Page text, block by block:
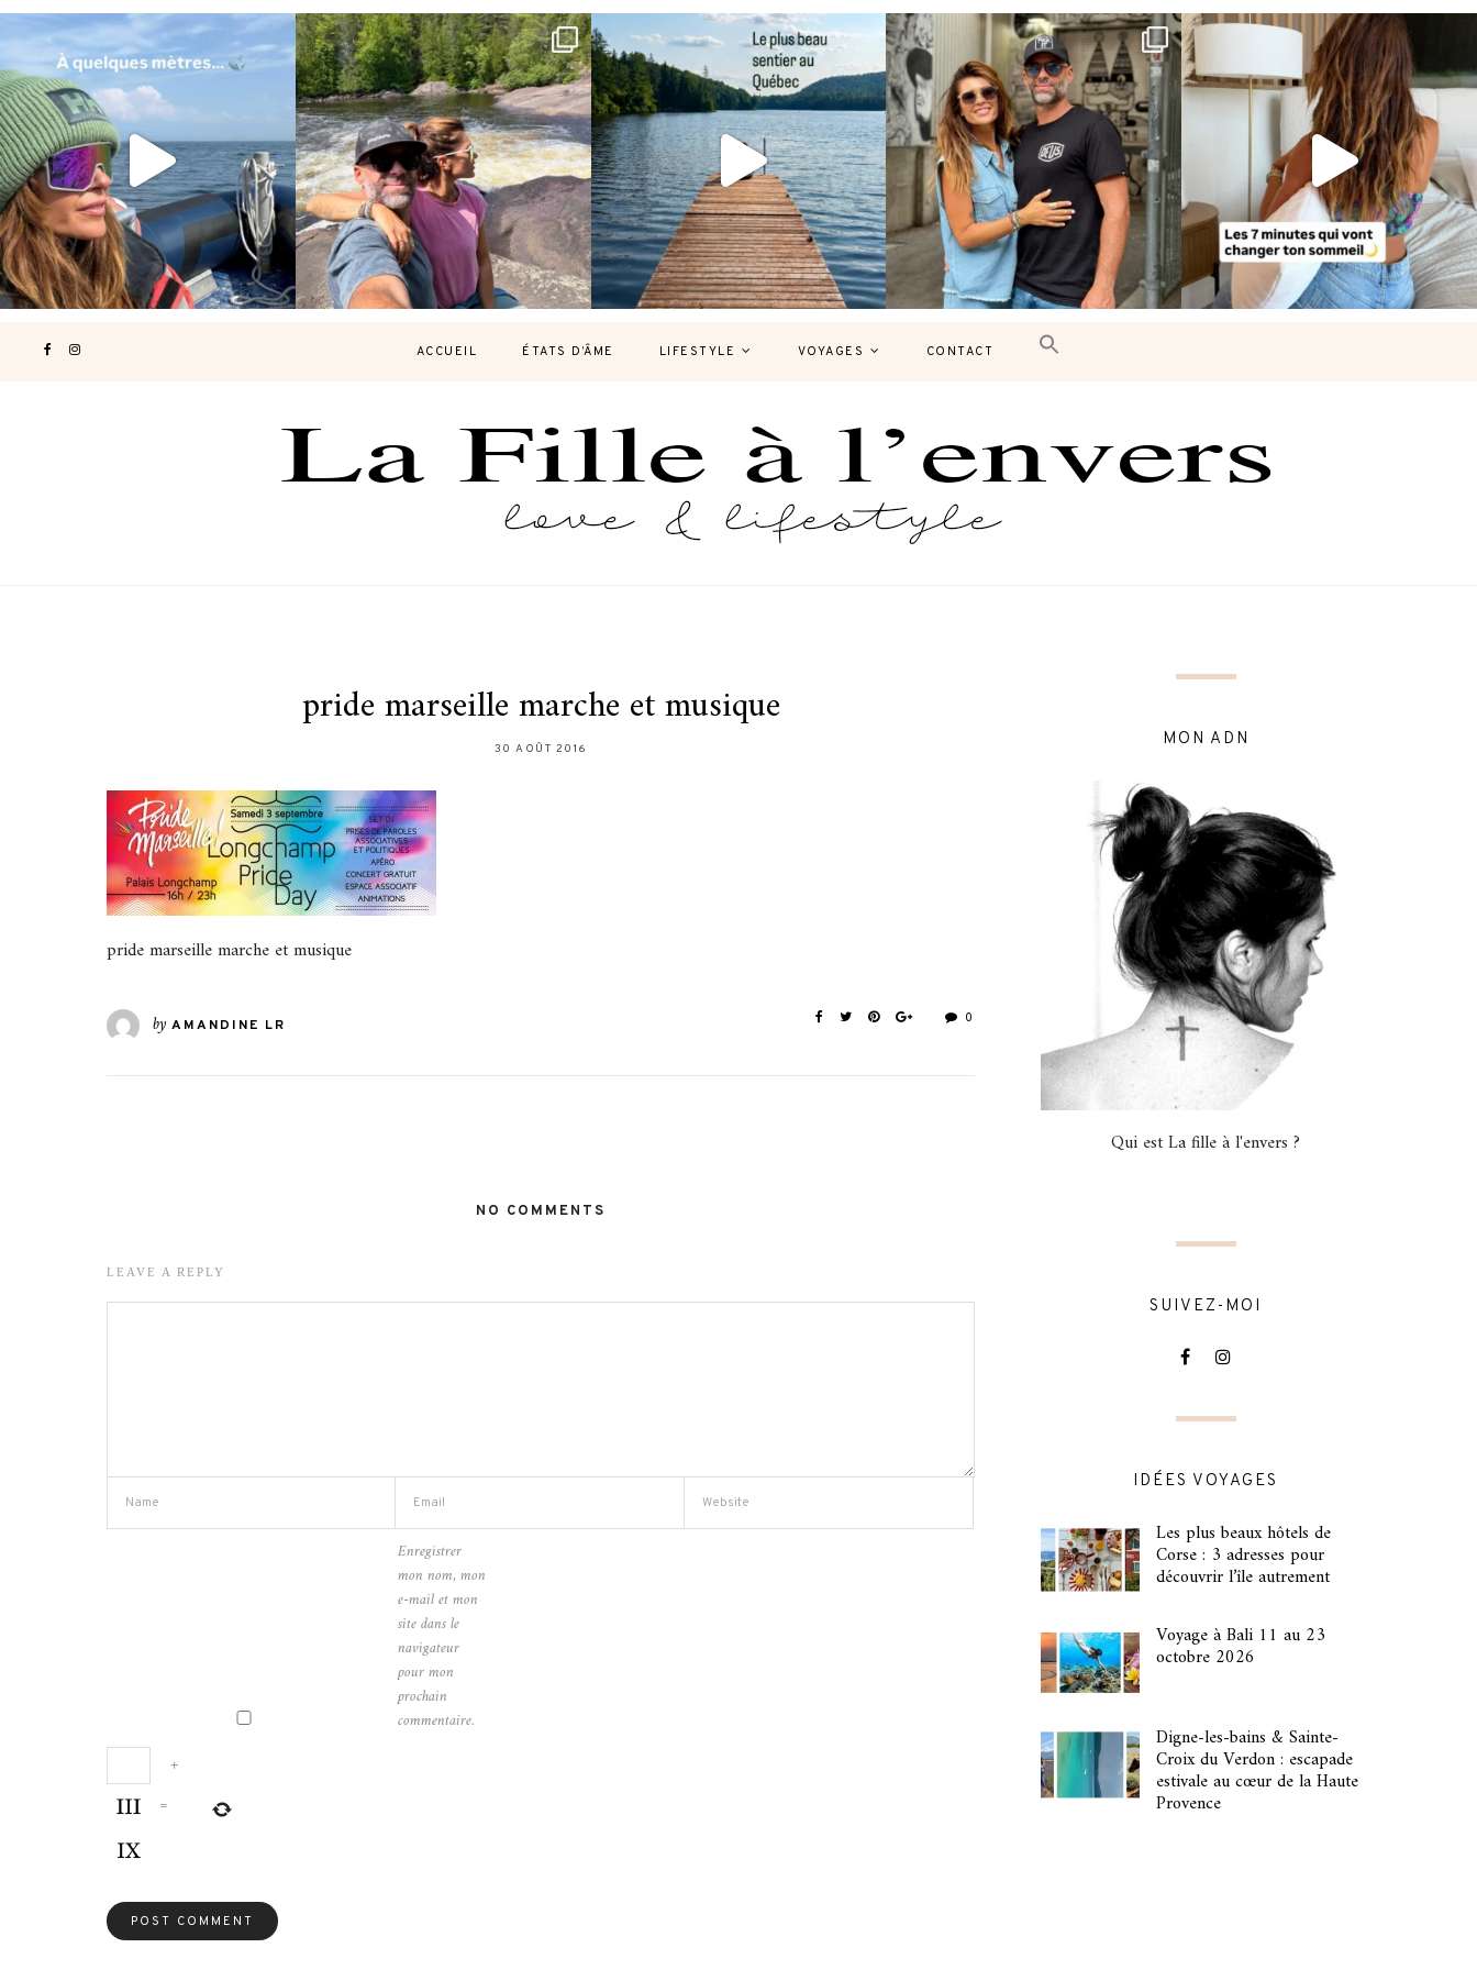
Voir une baleine en photo, c’est
impressionnant 🐋...
203
Les Laurentides, le Québec version
nature.
...
314 47
Et si je te disais qu’il existe un sentier où
127 37
Montréal, une très belle surprise 🇨🇦
J’ai...
450
Le sommeil est essentiel à notre bien-
être… et...
102 14
ACCUEIL ÉTATS D’ÂME LIFESTYLE VOYAGES CONTACT
pride marseille marche et musique
30 AOÛT 2016
pride marseille marche et musique
by AMANDINE LR 0
NO COMMENTS
LEAVE A REPLY
Enregistrer
mon nom, mon
e-mail et mon
site dans le
navigateur
pour mon
prochain
commentaire.
+
=
MON ADN
Qui est La fille à l'envers ?
SUIVEZ-MOI
IDÉES VOYAGES
Les plus beaux hôtels de
Corse : 3 adresses pour
découvrir l’île autrement
Voyage à Bali 11 au 23
octobre 2026
Digne-les-bains & Sainte-
Croix du Verdon : escapade
estivale au cœur de la Haute
Provence